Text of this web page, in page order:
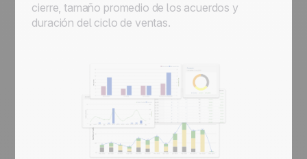
cierre, tamaño promedio de los acuerdos y
duración del ciclo de ventas.